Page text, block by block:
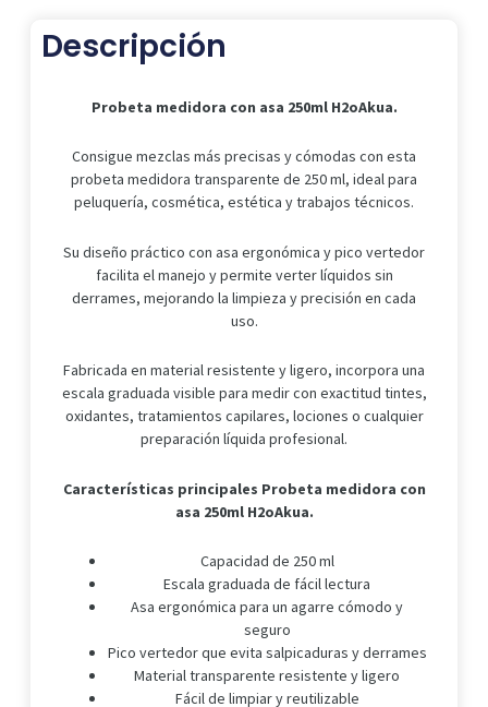
Descripción
Probeta medidora con asa 250ml H2oAkua.
Consigue mezclas más precisas y cómodas con esta
probeta medidora transparente de 250 ml, ideal para
peluquería, cosmética, estética y trabajos técnicos.
Su diseño práctico con asa ergonómica y pico vertedor
facilita el manejo y permite verter líquidos sin
derrames, mejorando la limpieza y precisión en cada
uso.
Fabricada en material resistente y ligero, incorpora una
escala graduada visible para medir con exactitud tintes,
oxidantes, tratamientos capilares, lociones o cualquier
preparación líquida profesional.
Características principales Probeta medidora con
asa 250ml H2oAkua.
Capacidad de 250 ml
Escala graduada de fácil lectura
Asa ergonómica para un agarre cómodo y
seguro
Pico vertedor que evita salpicaduras y derrames
Material transparente resistente y ligero
Fácil de limpiar y reutilizable